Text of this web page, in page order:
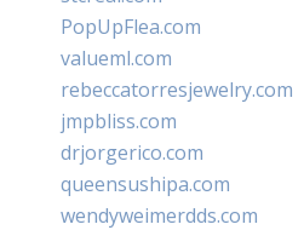
PopUpFlea.com
valueml.com
rebeccatorresjewelry.com
jmpbliss.com
drjorgerico.com
queensushipa.com
wendyweimerdds.com